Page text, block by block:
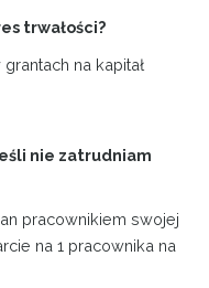
trwałości?
na kapitał
nie zatrudniam
pracownikiem swojej
na 1 pracownika na